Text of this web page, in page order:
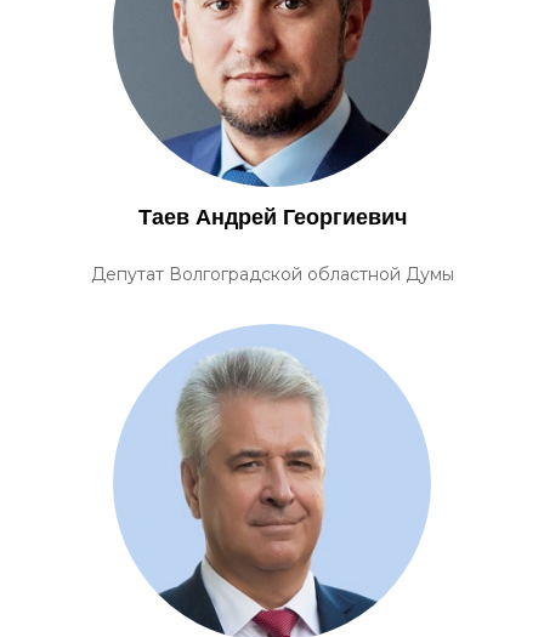
Таев Андрей Георгиевич
Депутат Волгоградской областной Думы